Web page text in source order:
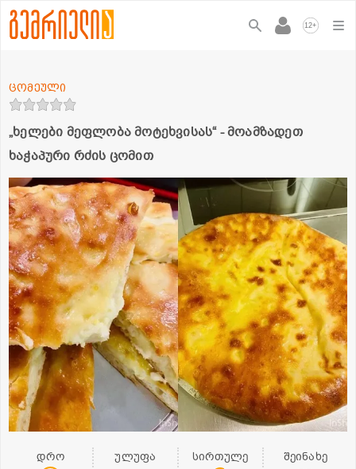
12+
„ხელები მეფლობა მოტეხვისას“ - მოამზადეთ
ხაჭაპური რძის ცომით
ცომეული
დრო ულუფა სირთულე შეინახე